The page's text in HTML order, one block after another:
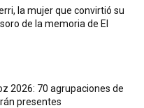
la mujer que convirtió su
de la memoria de El
2026: 70 agrupaciones de
presentes